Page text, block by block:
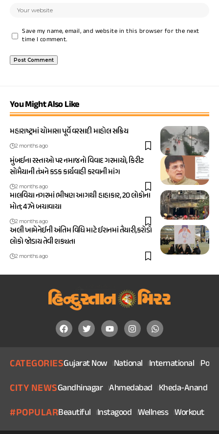
Save my name, email, and website in this browser for the next
time I comment.
You Might Also Like
મહારાષ્ટ્રમાં ચોમાસા પૂર્વે વરસાદી માહોલ સક્રિય
2 months ago
મુંબઈના રસ્તાઓ પર નમાજનો વિવાદ ગરમાયો, કિરીટ
સોમૈયાની તંત્રને કડક કાર્યવાહી કરવાની માંગ
2 months ago
માલવિયા નગરમાં ભીષણ આગથી હાહાકાર, 20 લોકોના
મોત; 47ને બચાવાયા
2 months ago
અલી ખામેનેઈની અંતિમ વિધિ માટે ઈરાનમાં તૈયારી,કરોડો
લોકો જોડાય તેવી શક્યતા
2 months ago
CATEGORIESGujarat Now National International
CITY NEWSGandhinagar Ahmedabad Kheda-Anand
#POPULARBeautiful Instagood Wellness Workout